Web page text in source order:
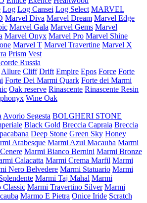
Log Log Cansei Log Select MARVEL
Marvel Diva Marvel Dream Marvel Edge
Marvel Gala Marvel Gems Marvel
Marvel Onyx Marvel Pro Marvel Shine
Marvel T Marvel Travertine Marvel X
Prism Vest
Russia
Allure Cliff Drift Empire Epos Force Forte
Forte Dei Marmi Quark Forte dei Marmi
Oak reserve Rinascente Rinascente Resin
Wine Oak
Avorio Segesta BOLGHERI STONE
Black Gold Breccia Capraia Breccia
Deep Stone Green Sky Honey
Arabesque Marmi Azul Macauba Marmi
Marmi Bianco Bernini Marmi Bronze
Calacatta Marmi Crema Marfil Marmi
Nero Belvedere Marmi Statuario Marmi
Marmi Taj Mahal Marmi
Classic Marmi Travertino Silver Marmi
Marmo E Pietra Onice Iride Scratch